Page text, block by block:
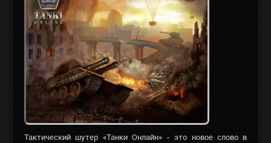
Тактический шутер «Танки Онлайн» - это новое слово в